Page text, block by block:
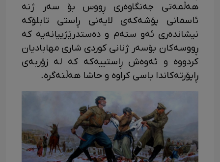
هەڵمەتی جەنگاوەری ڕووس بۆ سەر ژنە
ئاسمانی پۆشەکەی لایەنی ڕاستی تابلۆکە
نیشاندەری ئەو ستەم و دەستدرێژییانەیە کە
ڕووسەکان بۆسەر ژنانی کوردی شاری مهابادیان
کردووە و ئەوەش ڕاستییەکە کە لە زۆربەی
ڕاپۆرتەکاندا باسی کراوە و حاشا هەڵنەگرە.